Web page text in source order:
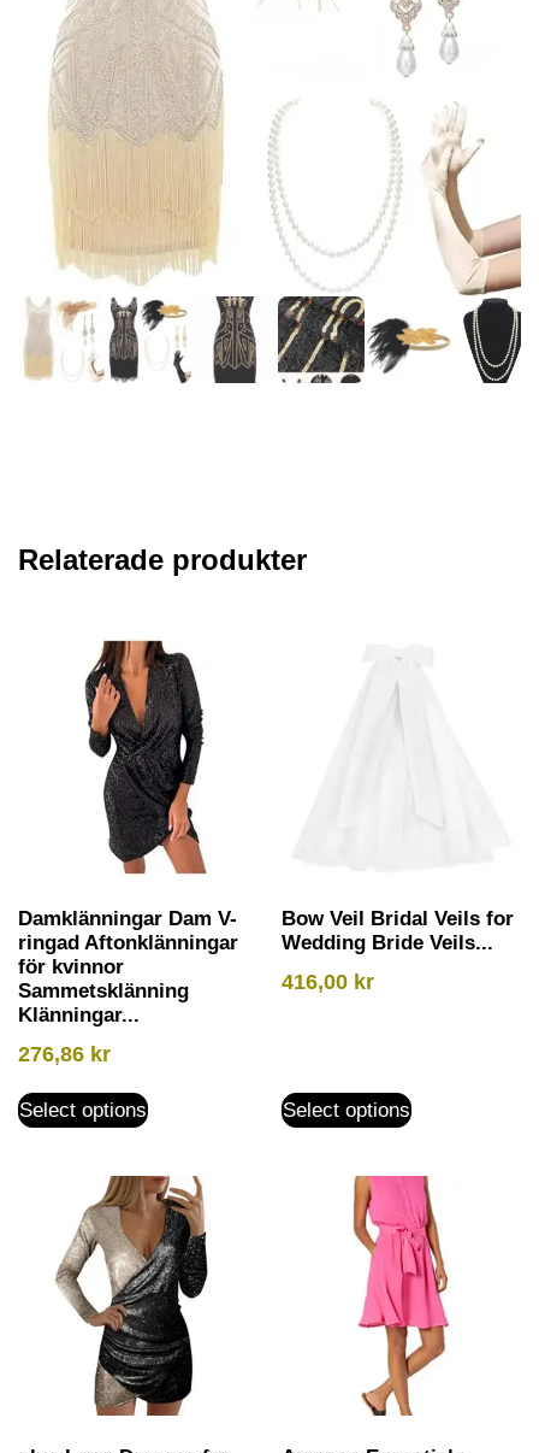
Relaterade produkter
Damklänningar Dam V-
ringad Aftonklänningar
för kvinnor
Sammetsklänning
Klänningar...
276,86 kr
Select options
Bow Veil Bridal Veils for
Wedding Bride Veils...
416,00 kr
Select options